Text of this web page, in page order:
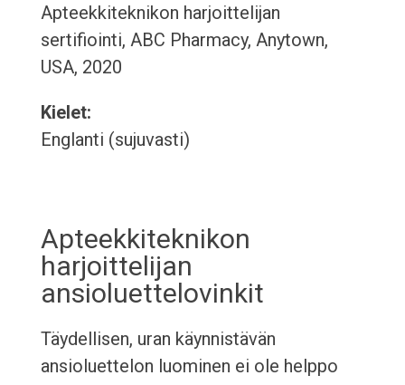
Apteekkiteknikon harjoittelijan
sertifiointi, ABC Pharmacy, Anytown,
USA, 2020
Kielet:
Englanti (sujuvasti)
Apteekkiteknikon
harjoittelijan
ansioluettelovinkit
Täydellisen, uran käynnistävän
ansioluettelon luominen ei ole helppo